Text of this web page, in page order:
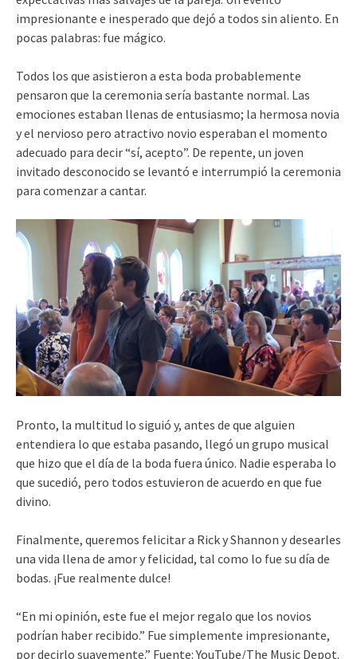
impresionante e inesperado que dejó a todos sin aliento. En
pocas palabras: fue mágico.
Todos los que asistieron a esta boda probablemente
pensaron que la ceremonia sería bastante normal. Las
emociones estaban llenas de entusiasmo; la hermosa novia
y el nervioso pero atractivo novio esperaban el momento
adecuado para decir “sí, acepto”. De repente, un joven
invitado desconocido se levantó e interrumpió la ceremonia
para comenzar a cantar.
Pronto, la multitud lo siguió y, antes de que alguien
entendiera lo que estaba pasando, llegó un grupo musical
que hizo que el día de la boda fuera único. Nadie esperaba lo
que sucedió, pero todos estuvieron de acuerdo en que fue
divino.
Finalmente, queremos felicitar a Rick y Shannon y desearles
una vida llena de amor y felicidad, tal como lo fue su día de
bodas. ¡Fue realmente dulce!
“En mi opinión, este fue el mejor regalo que los novios
podrían haber recibido.” Fue simplemente impresionante,
por decirlo suavemente.” Fuente: YouTube/The Music Depot.